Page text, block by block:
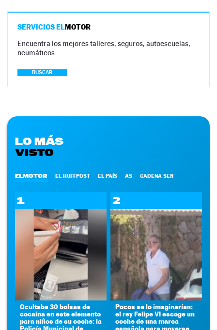
SERVICIOS ELMOTOR
Encuentra los mejores talleres, seguros, autoescuelas,
neumáticos…
BUSCAR
LO MÁS
VISTO
ELMOTOR EL HUFFPOST EL PAÍS AS CADENA SER
1
Ocultaba 30 bolsas de
cocaína en este elemento
para niños de su coche: la
2
Pocos se lo imaginarían:
el rey Felipe VI escoge un
coche de una marca